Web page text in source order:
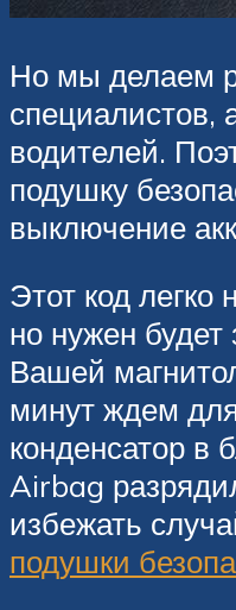
Но мы делаем
специалистов,
водителей.
подушку
выключение
Этот код легко
но нужен
Вашей
минут ждем
конденсатор в
Airbag
избежать
подушки